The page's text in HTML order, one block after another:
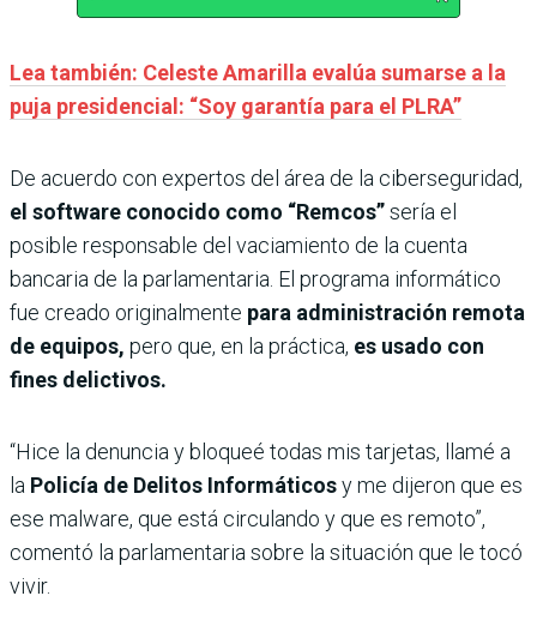
Lea también: Celeste Amarilla evalúa sumarse a la
puja presidencial: “Soy garantía para el PLRA”
De acuerdo con expertos del área de la ciberseguridad,
el software conocido como “Remcos”sería el
posible responsable del vaciamiento de la cuenta
bancaria de la parlamentaria. El programa informático
fue creado originalmente para administración remota
de equipos, pero que, en la práctica, es usado con
fines delictivos.
“Hice la denuncia y bloqueé todas mis tarjetas, llamé a
la Policía de Delitos Informáticosy me dijeron que es
ese malware, que está circulando y que es remoto”,
comentó la parlamentaria sobre la situación que le tocó
vivir.